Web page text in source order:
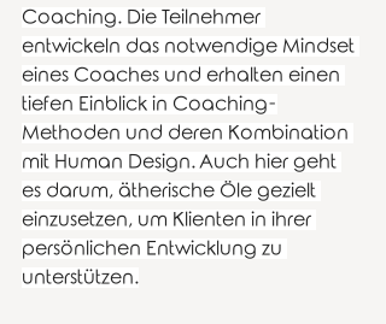
Coaching. Die Teilnehmer
entwickeln das notwendige Mindset
eines Coaches und erhalten einen
tiefen Einblick in Coaching-
Methoden und deren Kombination
mit Human Design. Auch hier geht
es darum, ätherische Öle gezielt
einzusetzen, um Klienten in ihrer
persönlichen Entwicklung zu
unterstützen.